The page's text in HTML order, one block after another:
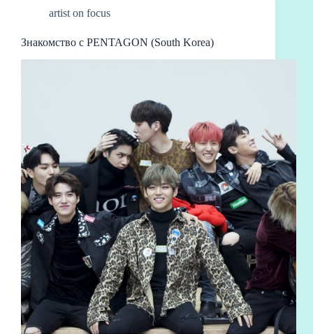
artist on focus
Знакомство с PENTAGON (South Korea)